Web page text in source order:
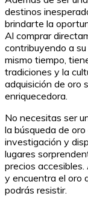
destinos
brindarte la
Al comprar
contribuyendo a
mismo tiempo,
tradiciones y la
adquisición de oro
enriquecedora.
No necesitas ser
la búsqueda de
investigación y
lugares
precios
y encuentra el oro
podrás resistir.